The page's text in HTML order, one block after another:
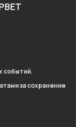
событий.
за сохранение